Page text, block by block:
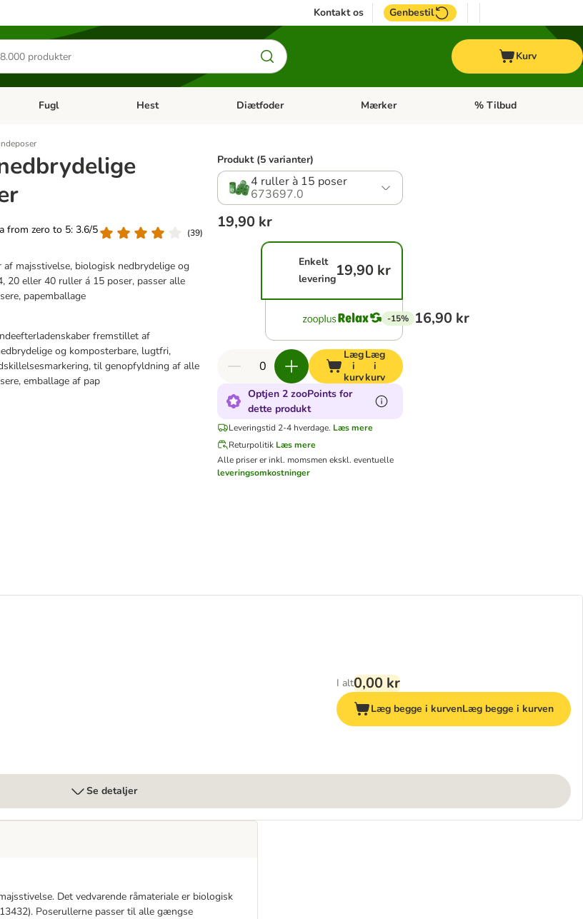
Kontakt os Genbestil
Kurv
Gnaver
Åben kategori menu: Fisk
Fugl Åben kategori menu: Fugl
Hest Åben kategori menu: Hest
Diætfoder Åben kategori menu: Diætfoder
Mærker Åben kategori menu:
% Tilbud
from zero to 5: 3.6/5
(39)
majsstivelse, biologisk nedbrydelige og
20 eller 40 ruller á 15 poser, passer alle
papemballage
fremstillet af
og komposterbare, lugtfri,
til genopfyldning af alle
emballage af pap
Produkt (5 varianter)
4 ruller à 15 poser
673697.0
19,90 kr
Enkelt
levering19,90 kr
-15% 16,90 kr
Læg
i
kurv
Læg
i
kurv
Optjen 2 zooPoints for
dette produkt
Leveringstid 2-4 hverdage. Læs mere
Returpolitik Læs mere
Alle priser er inkl. momsmen ekskl. eventuelle
leveringsomkostninger
I alt0,00 kr
Læg begge i kurvenLæg begge i kurven
Se detaljer
Det vedvarende råmateriale er biologisk
Poserullerne passer til alle gængse